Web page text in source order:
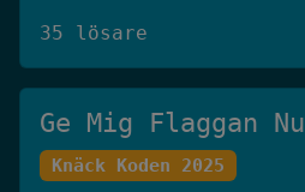
35 lösare
Ge Mig Flaggan Nu
Knäck Koden 2025